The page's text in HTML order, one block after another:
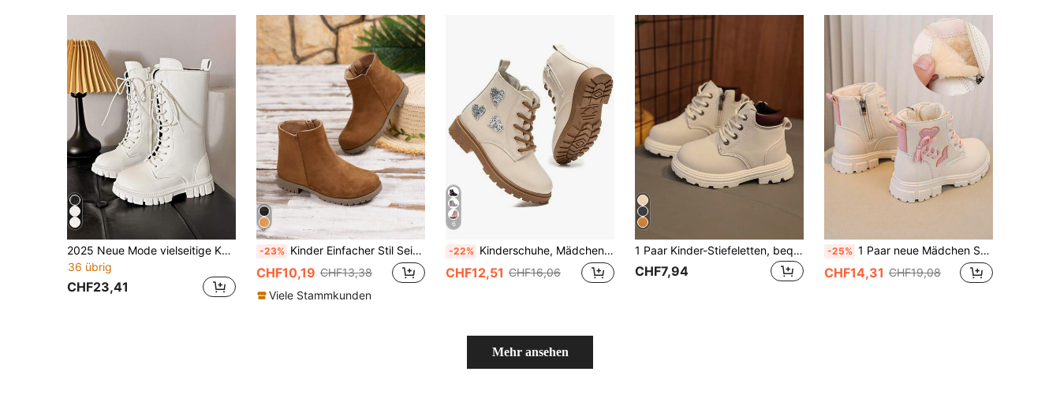
2025 Neue Mode vielseitige Kniehohe Flache Reitstiefel für Mädchen
36 übrig
CHF23,41
-23% Kinder Einfacher Stil Seitenreißverschluss Knöchelstiefel
CHF10,19 CHF13,38
Viele Stammkunden
6
-22% Kinderschuhe, Mädchen Outdoor Stiefel, Jungen Wanderstiefel
CHF12,51 CHF16,06
1 Paar Kinder-Stiefeletten, bequem aus weichem Wildleder-PU-Stoff, vorne geschnürt mit innerem Seitenreißverschluss-Design, runde Zehenpartie, weiche Sohle, britischer Stil, retro, warm, niedlich, geeignet für Jungen und Mädchen, für den täglichen Schulgebrauch, Herbst/Winter Neu
CHF7,94
-25% 1 Paar neue Mädchen Stiefel mit Herz- und Schleifenkleedesign
CHF14,31 CHF19,08
Mehr ansehen